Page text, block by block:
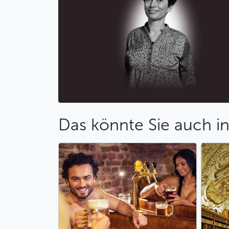
Das könnte Sie auch